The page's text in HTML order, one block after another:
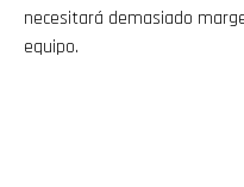
necesitará demasiado
equipo.